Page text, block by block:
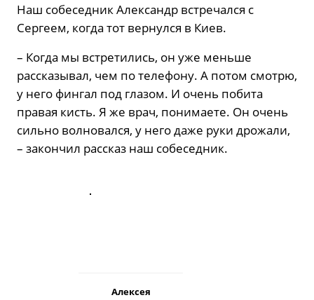
Наш собеседник Александр встречался с
Сергеем, когда тот вернулся в Киев.
– Когда мы встретились, он уже меньше
рассказывал, чем по телефону. А потом смотрю,
у него фингал под глазом. И очень побита
правая кисть. Я же врач, понимаете. Он очень
сильно волновался, у него даже руки дрожали,
– закончил рассказ наш собеседник.
Алексея